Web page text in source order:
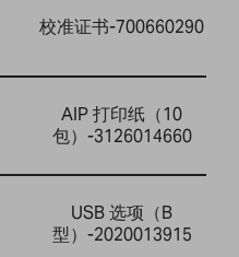
校准证书-700660290
AIP 打印纸（10
包）-3126014660
USB 选项（B
型）-2020013915